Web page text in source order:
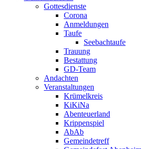
Gottesdienste
Corona
Anmeldungen
Taufe
Seebachtaufe
Trauung
Bestattung
GD-Team
Andachten
Veranstaltungen
Krümelkreis
KiKiNa
Abenteuerland
Krippenspiel
AbAb
Gemeindetreff